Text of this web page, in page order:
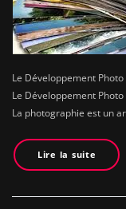
Le Développement
Le Développement
La photographie est un
Lire la suite